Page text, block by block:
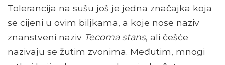
Tolerancija na sušu još je jedna značajka koja
se cijeni u ovim biljkama, a koje nose naziv
znanstveni naziv Tecoma stans, ali češće
nazivaju se žutim zvonima. Međutim, mnogi